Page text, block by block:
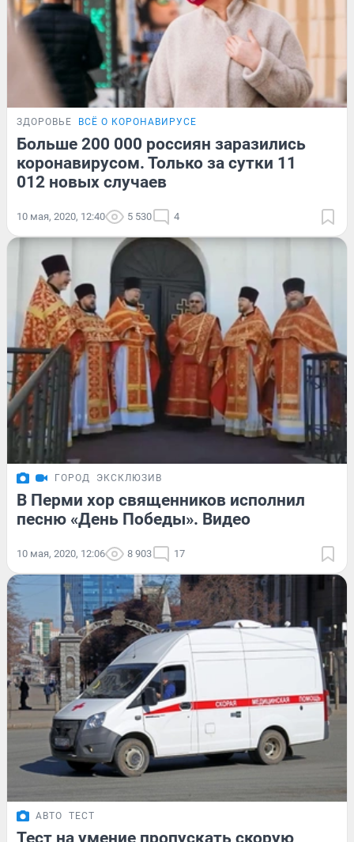
ЗДОРОВЬЕ ВСЁ О КОРОНАВИРУСЕ
Больше 200 000 россиян заразились
коронавирусом. Только за сутки 11
012 новых случаев
10 мая, 2020, 12:40 5 530 4
ГОРОД ЭКСКЛЮЗИВ
В Перми хор священников исполнил
песню «День Победы». Видео
10 мая, 2020, 12:06 8 903 17
АВТО ТЕСТ
Тест на умение пропускать скорую